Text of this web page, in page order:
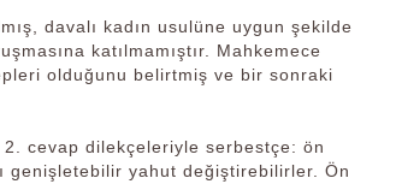
davalı kadın usulüne uygun şekilde
katılmamıştır. Mahkemece
olduğunu belirtmiş ve bir sonraki
cevap dilekçeleriyle serbestçe: ön
genişletebilir yahut değiştirebilirler. Ön